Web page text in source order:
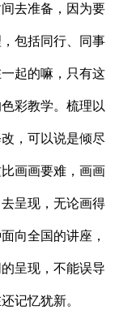
去准备，因为要
包括同行、同事
起的嘛，只有这
彩教学。梳理以
，可以说是倾尽
画画要难，画画
呈现，无论画得
向全国的讲座，
呈现，不能误导
记忆犹新。